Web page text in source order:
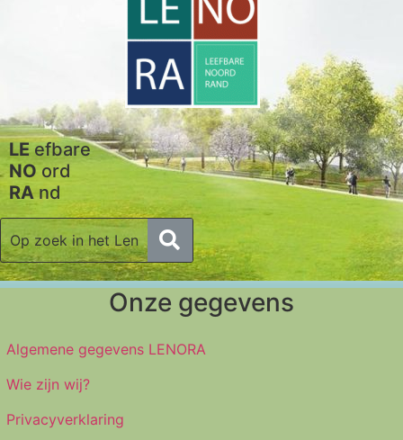
LEefbare
NOord
RAnd
Onze gegevens
Algemene gegevens LENORA
Wie zijn wij?
Privacyverklaring